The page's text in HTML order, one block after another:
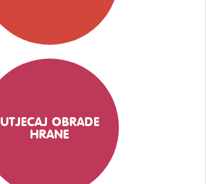
UTJECAJ OBRADE
HRANE